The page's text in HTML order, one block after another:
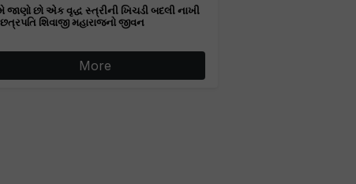
જાણો છો એક વૃદ્ધ સ્ત્રીની ખિચડી બદલી નાખી
શિવાજી મહારાજનો જીવન
More